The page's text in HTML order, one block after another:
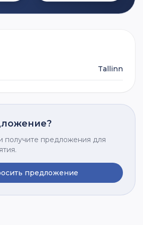
Tallinn
получите предложения для
предложение